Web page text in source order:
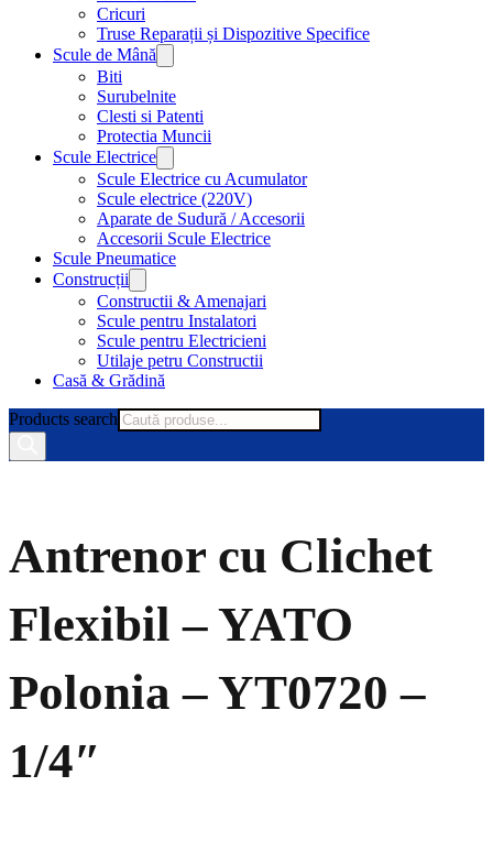
Cricuri
Truse Reparații și Dispozitive Specifice
Scule de Mână
Biti
Surubelnite
Clesti si Patenti
Protectia Muncii
Scule Electrice
Scule Electrice cu Acumulator
Scule electrice (220V)
Aparate de Sudură / Accesorii
Accesorii Scule Electrice
Scule Pneumatice
Construcții
Constructii & Amenajari
Scule pentru Instalatori
Scule pentru Electricieni
Utilaje petru Constructii
Casă & Grădină
Products search
Antrenor cu Clichet
Flexibil – YATO
Polonia – YT0720 –
1/4″